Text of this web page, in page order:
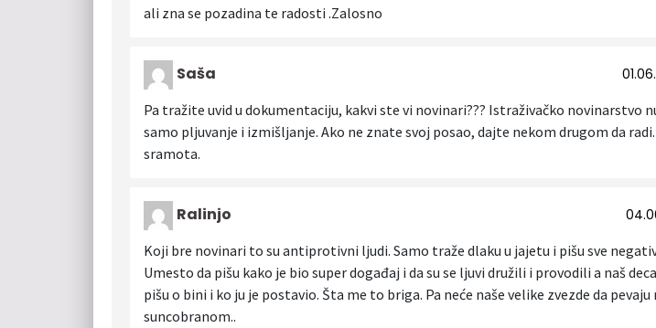
ali zna se pozadina te radosti .Zalosno
Saša
Pa tražite uvid u dokumentaciju, kakvi ste vi novinari??? Istraživačko novinarstvo
samo pljuvanje i izmišljanje. Ako ne znate svoj posao, dajte nekom drugom da
sramota.
Ralinjo
Koji bre novinari to su antiprotivni ljudi. Samo traže dlaku u jajetu i pišu sve
Umesto da pišu kako je bio super događaj i da su se ljuvi družili i provodili a naš
pišu o bini i ko ju je postavio. Šta me to briga. Pa neće naše velike zvezde da pevaju
suncobranom..